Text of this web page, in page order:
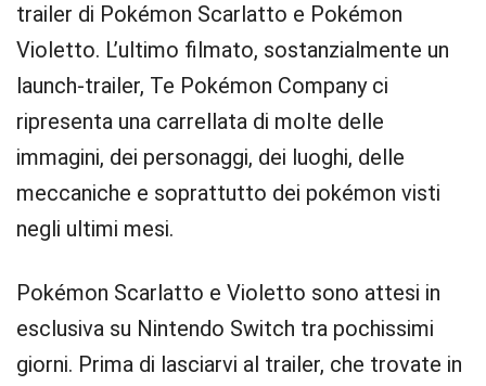
trailer di Pokémon Scarlatto e Pokémon
Violetto. L’ultimo filmato, sostanzialmente un
launch-trailer, Te Pokémon Company ci
ripresenta una carrellata di molte delle
immagini, dei personaggi, dei luoghi, delle
meccaniche e soprattutto dei pokémon visti
negli ultimi mesi.
Pokémon Scarlatto e Violetto sono attesi in
esclusiva su Nintendo Switch tra pochissimi
giorni. Prima di lasciarvi al trailer, che trovate in